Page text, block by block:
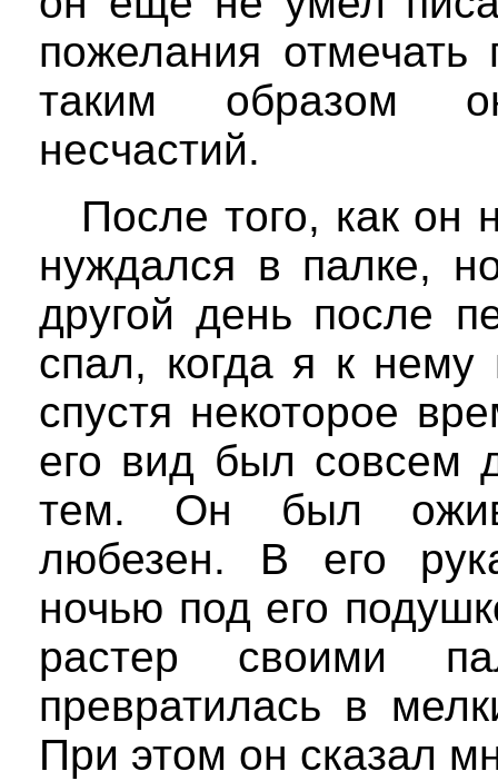
пожелания
таким образом
несчастий.
После того, как он
нуждался в палке,
другой день после
спал, когда я к
спустя некоторое
его вид был совсем
тем. Он был
любезен. В его
ночью под его
растер своими
превратилась в
При этом он сказал